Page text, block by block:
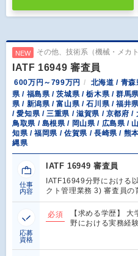
NEW その他、技術系（機械・メカ
IATF 16949 審査員
600万円～799万円
北海道 / 青
県 / 福島県 / 茨城県 / 栃木県 / 群馬
県 / 新潟県 / 富山県 / 石川県 / 福井
/ 愛知県 / 三重県 / 滋賀県 / 京都府 /
鳥取県 / 島根県 / 岡山県 / 広島県 /
知県 / 福岡県 / 佐賀県 / 長崎県 / 熊
縄県
仕事
内容
IATF 16949 審査員
IATF16949分野における
クト管理業務 3) 審査員
応募
資格
必須
【求める学歴】
野における実務経